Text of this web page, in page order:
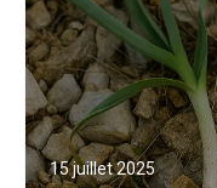
15 juillet 2025